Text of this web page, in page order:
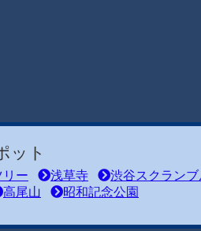
ット
リー 浅草寺 渋谷スクラン
高尾山 昭和記念公園